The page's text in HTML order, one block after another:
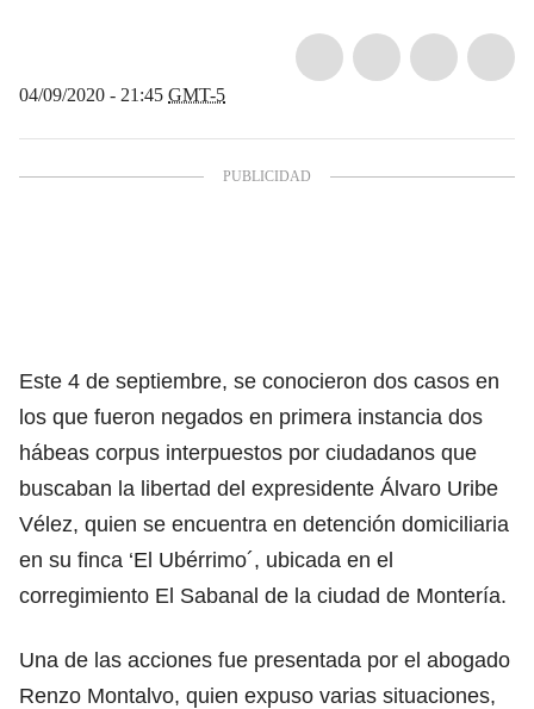
04/09/2020 - 21:45 GMT-5
Este 4 de septiembre, se conocieron dos casos en
los que fueron negados en primera instancia dos
hábeas corpus interpuestos por ciudadanos que
buscaban la libertad del expresidente Álvaro Uribe
Vélez, quien se encuentra en detención domiciliaria
en su finca ‘El Ubérrimo´, ubicada en el
corregimiento El Sabanal de la ciudad de Montería.
Una de las acciones fue presentada por el abogado
Renzo Montalvo, quien expuso varias situaciones,